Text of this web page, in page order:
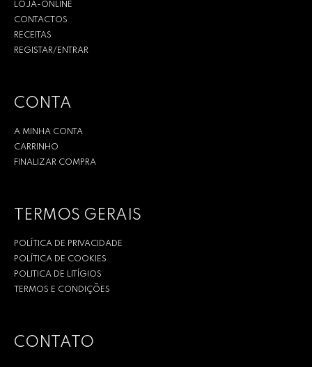
LOJA-ONLINE
CONTACTOS
RECEITAS
REGISTAR/ENTRAR
CONTA
A MINHA CONTA
CARRINHO
FINALIZAR COMPRA
TERMOS GERAIS
POLÍTICA DE PRIVACIDADE
POLÍTICA DE COOKIES
POLITICA DE LITÍGIOS
TERMOS E CONDIÇÕES
CONTATO